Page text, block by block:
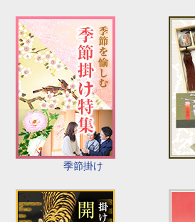
季節掛け